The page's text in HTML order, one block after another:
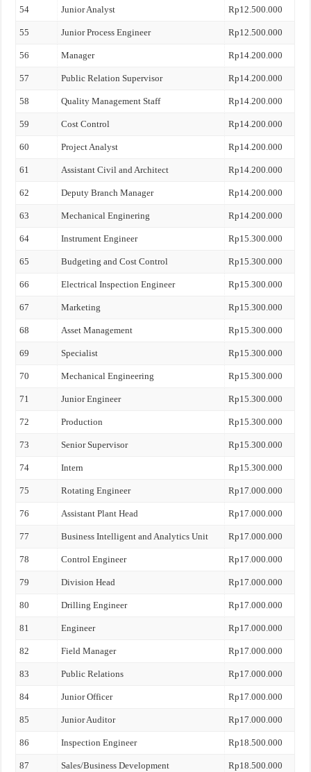
54 Junior Analyst Rp12.500.000
55 Junior Process Engineer Rp12.500.000
56 Manager Rp14.200.000
57 Public Relation Supervisor Rp14.200.000
58 Quality Management Staff Rp14.200.000
59 Cost Control Rp14.200.000
60 Project Analyst Rp14.200.000
61 Assistant Civil and Architect Rp14.200.000
62 Deputy Branch Manager Rp14.200.000
63 Mechanical Enginering Rp14.200.000
64 Instrument Engineer Rp15.300.000
65 Budgeting and Cost Control Rp15.300.000
66 Electrical Inspection Engineer Rp15.300.000
67 Marketing Rp15.300.000
68 Asset Management Rp15.300.000
69 Specialist Rp15.300.000
70 Mechanical Engineering Rp15.300.000
71 Junior Engineer Rp15.300.000
72 Production Rp15.300.000
73 Senior Supervisor Rp15.300.000
74 Intern Rp15.300.000
75 Rotating Engineer Rp17.000.000
76 Assistant Plant Head Rp17.000.000
77 Business Intelligent and Analytics Unit Rp17.000.000
78 Control Engineer Rp17.000.000
79 Division Head Rp17.000.000
80 Drilling Engineer Rp17.000.000
81 Engineer Rp17.000.000
82 Field Manager Rp17.000.000
83 Public Relations Rp17.000.000
84 Junior Officer Rp17.000.000
85 Junior Auditor Rp17.000.000
86 Inspection Engineer Rp18.500.000
87 Sales/Business Development Rp18.500.000